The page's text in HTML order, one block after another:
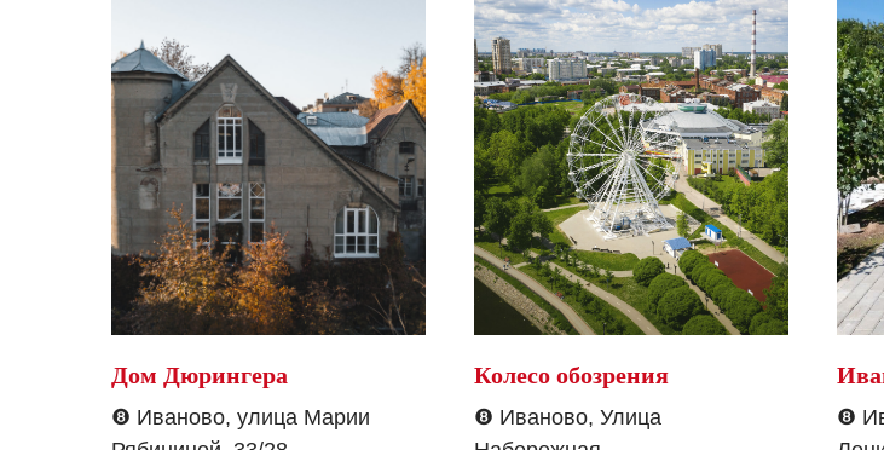
Дом Дюрингера
❽ Иваново, улица Марии
Колесо обозрения
❽ Иваново, Улица
❽